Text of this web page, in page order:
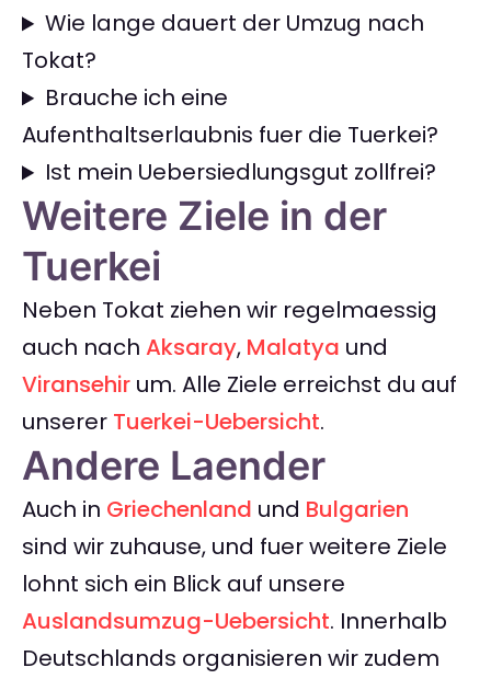
Wie lange dauert der Umzug nach
Tokat?
Brauche ich eine
Aufenthaltserlaubnis fuer die Tuerkei?
Ist mein Uebersiedlungsgut zollfrei?
Weitere Ziele in der
Tuerkei
Neben Tokat ziehen wir regelmaessig
auch nach Aksaray, Malatya und
Viransehir um. Alle Ziele erreichst du auf
unserer Tuerkei-Uebersicht.
Andere Laender
Auch in Griechenland und Bulgarien
sind wir zuhause, und fuer weitere Ziele
lohnt sich ein Blick auf unsere
Auslandsumzug-Uebersicht. Innerhalb
Deutschlands organisieren wir zudem